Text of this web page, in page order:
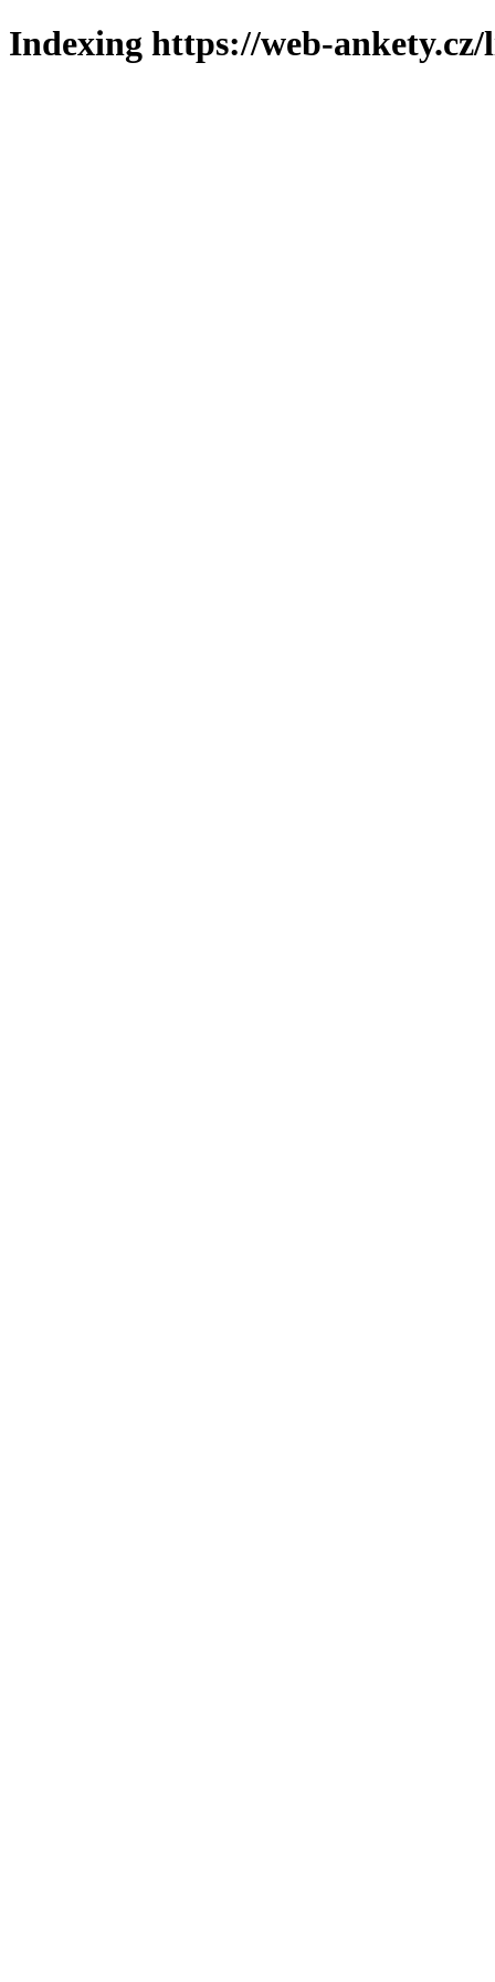
Indexing https://web-